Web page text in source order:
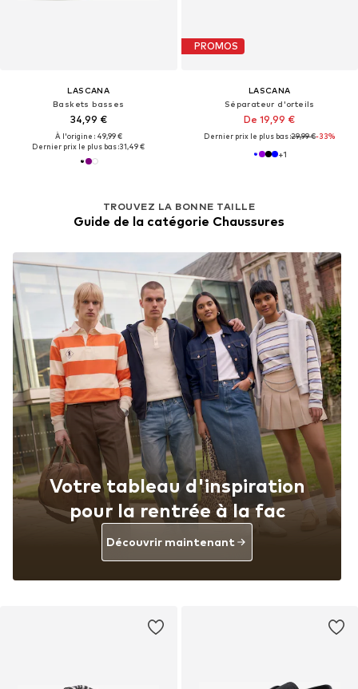
LASCANA
Baskets basses
34,99 €
À l'origine : 49,99 €
Dernier prix le plus bas :31,49 €
PROMOS
LASCANA
Séparateur d'orteils
De 19,99 €
Dernier prix le plus bas :29,99 €-33%
+1
TROUVEZ LA BONNE TAILLE
Guide de la catégorie Chaussures
Votre tableau d'inspiration
pour la rentrée à la fac
Découvrir maintenant